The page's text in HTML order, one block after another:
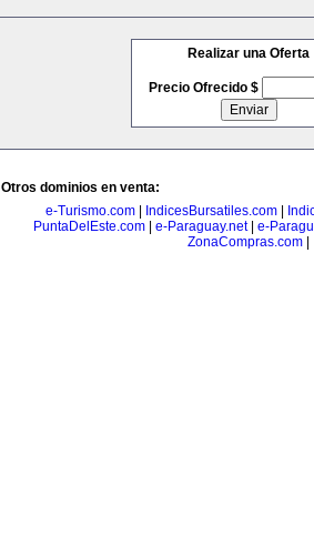
Realizar una Oferta
Precio Ofrecido $
Otros dominios en venta:
e-Turismo.com| IndicesBursatiles.com|
PuntaDelEste.com| e-Paraguay.net| e-
ZonaCompras.com